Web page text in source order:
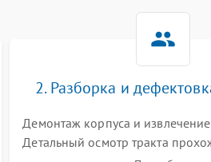
2. Разборка и
Демонтаж корпуса и
Детальный осмотр тракта